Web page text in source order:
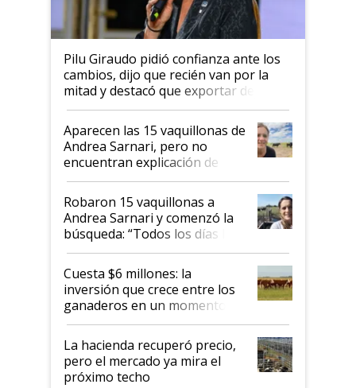
Pilu Giraudo pidió confianza ante los
cambios, dijo que recién van por la
mitad y destacó que exportar dejó de
ser "para unos pocos": "Tenemos un
mandato muy claro del gobierno
nacional"
Aparecen las 15 vaquillonas de
Andrea Sarnari, pero no
encuentran explicación de
cómo llegaron allí
Robaron 15 vaquillonas a
Andrea Sarnari y comenzó la
búsqueda: “Todos los días le
toca a algún productor”
Cuesta $6 millones: la
inversión que crece entre los
ganaderos en un momento
histórico para la actividad
La hacienda recuperó precio,
pero el mercado ya mira el
próximo techo